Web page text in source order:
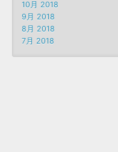
10月 2018
9月 2018
8月 2018
7月 2018